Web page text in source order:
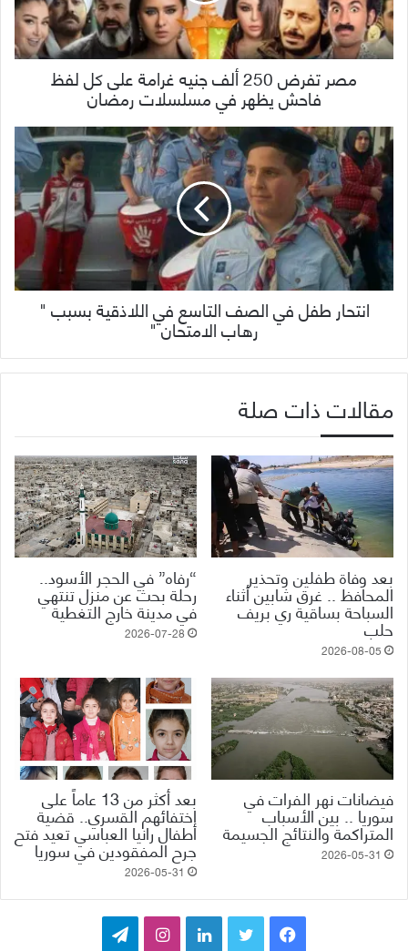
مصر تفرض 250 ألف جنيه غرامة على كل لفظ
فاحش يظهر في مسلسلات رمضان
‏انتحار طفل في الصف التاسع في اللاذقية بسبب "
رهاب الامتحان "‏
مقالات ذات صلة
بعد وفاة طفلين وتحذير
المحافظ .. غرق شابين أثناء
السباحة بساقية ري بريف
حلب
2026-08-05
“رفاه” في الحجر الأسود..
رحلة بحث عن منزل تنتهي
في مدينة خارج التغطية
2026-07-28
فيضانات نهر الفرات في
سوريا .. بين الأسباب
المتراكمة والنتائج الجسيمة
2026-05-31
بعد أكثر من 13 عاماً على
اختفائهم القسري.. قضية
أطفال رانيا العباسي تعيد فتح
جرح المفقودين في سوريا
2026-05-31